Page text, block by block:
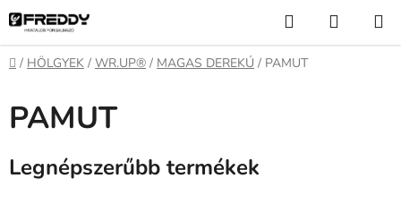
Ugrás
fő
tartalomhoz
KeresésKOSÁR
Kezdőlap
/ HÖLGYEK / WR.UP® / MAGAS DEREKÚ / PAMUT
PAMUT
Legnépszerűbb termékek